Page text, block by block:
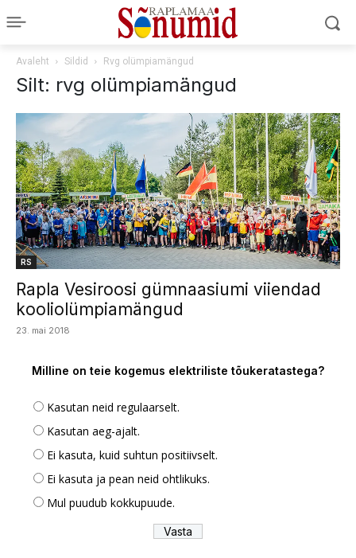
Avaleht Sildid Rvg olümpiamängud
Silt: rvg olümpiamängud
RS
Rapla Vesiroosi gümnaasiumi viiendad
kooliolümpiamängud
23. mai 2018
Milline on teie kogemus elektriliste tõukeratastega?
Kasutan neid regulaarselt.
Kasutan aeg-ajalt.
Ei kasuta, kuid suhtun positiivselt.
Ei kasuta ja pean neid ohtlikuks.
Mul puudub kokkupuude.